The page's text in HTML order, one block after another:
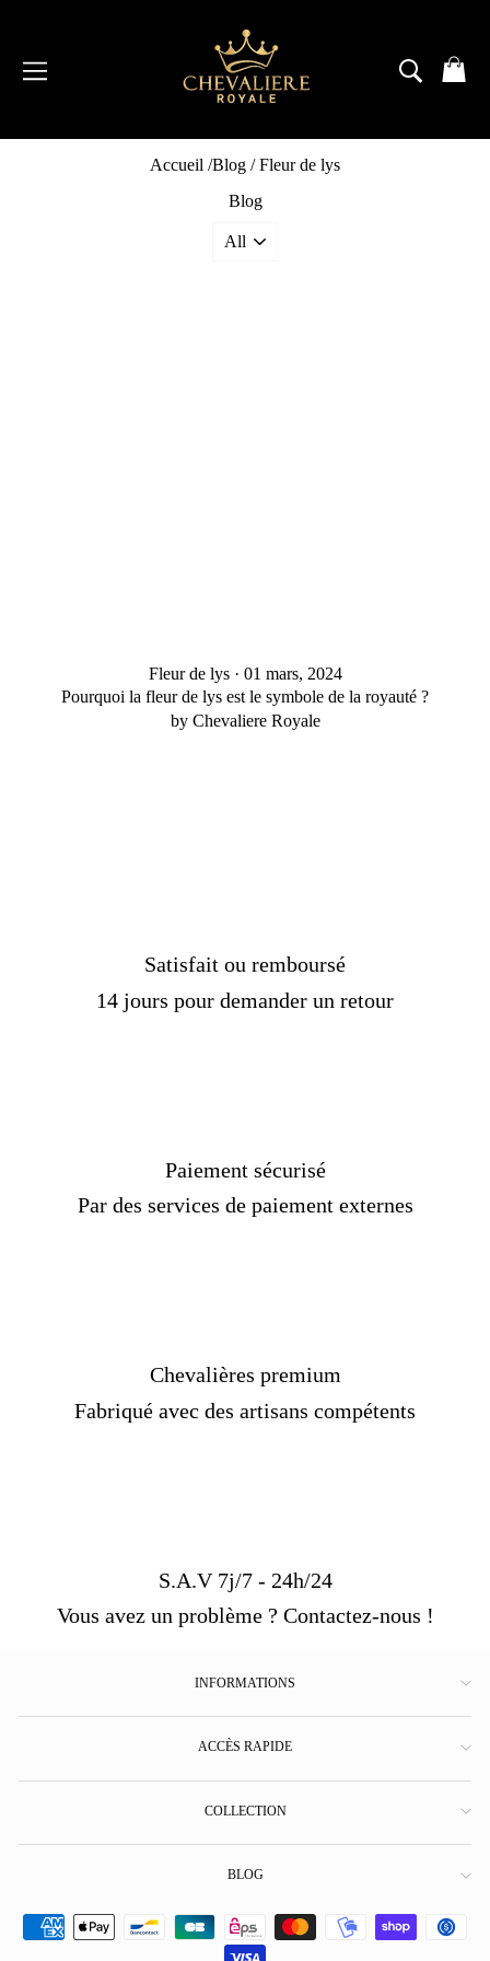
Accueil /Blog / Fleur de lys
Blog
Fleur de lys· 01 mars, 2024
Pourquoi la fleur de lys est le symbole de la royauté ?
by Chevaliere Royale
Satisfait ou remboursé
14 jours pour demander un retour
Paiement sécurisé
Par des services de paiement externes
Chevalières premium
Fabriqué avec des artisans compétents
S.A.V 7j/7 - 24h/24
Vous avez un problème ? Contactez-nous !
INFORMATIONS
ACCÈS RAPIDE
COLLECTION
BLOG